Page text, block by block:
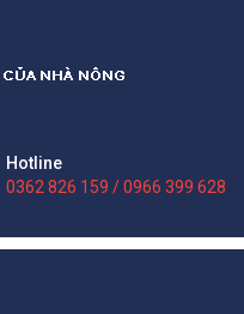
Hotline
0362 826 159 / 0966 399 628